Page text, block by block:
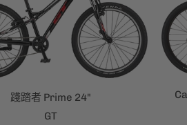
踐踏者 Prime 24"
GT